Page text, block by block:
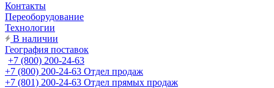
Контакты
Переоборудование
Технологии
В наличии
География поставок
+7 (800) 200-24-63
+7 (800) 200-24-63 Отдел продаж
+7 (801) 200-24-63 Отдел прямых продаж